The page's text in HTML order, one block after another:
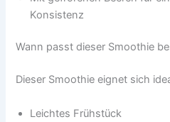
Konsistenz
Wann passt dieser Smoothie
Dieser Smoothie eignet sich
Leichtes Frühstück